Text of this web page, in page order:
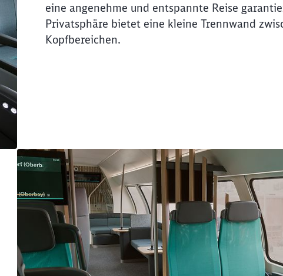
eine angenehme und entspannte Reise
Privatsphäre bietet eine kleine Trennwand
Kopfbereichen.